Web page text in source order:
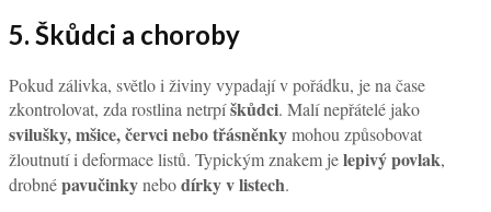
5. Škůdci a choroby
Pokud zálivka, světlo i živiny vypadají v pořádku, je na čase
zkontrolovat, zda rostlina netrpíškůdci. Malí nepřátelé jako
svilušky, mšice, červci nebo třásněnkymohou způsobovat
žloutnutí i deformace listů. Typickým znakem jelepivý povlak,
drobnépavučinkynebodírky v listech.